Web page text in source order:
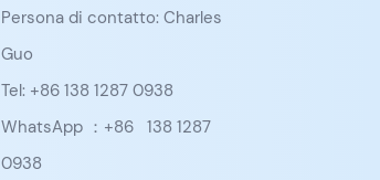
Persona di contatto: Charles
Guo
Tel: +86 138 1287 0938
WhatsApp ：+86 138 1287
0938